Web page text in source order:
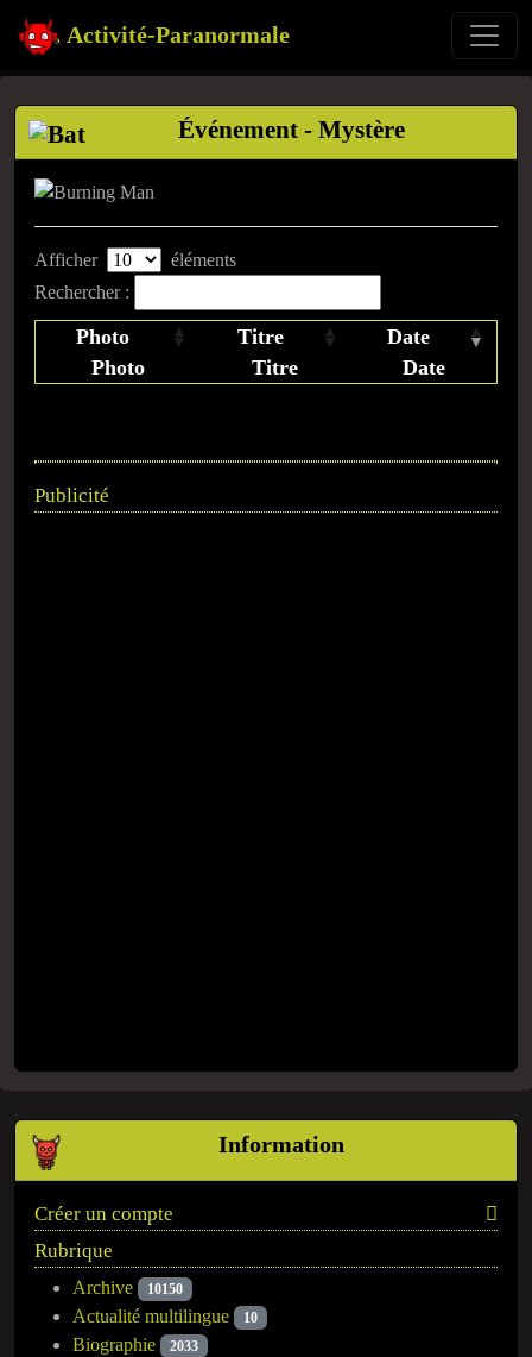
Activité-Paranormale
Information
Créer un compte
Rubrique
Archive 10150
Actualité multilingue 10
Biographie 2033
Événement - Mystère
Afficher
éléments
Rechercher :
Photo Titre
Date
Photo
Titre Date
Publicité